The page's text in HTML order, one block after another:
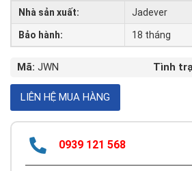
Nhà sản xuất: Jadever
Bảo hành: 18 tháng
Mã: JWN Tình
0939 121 568